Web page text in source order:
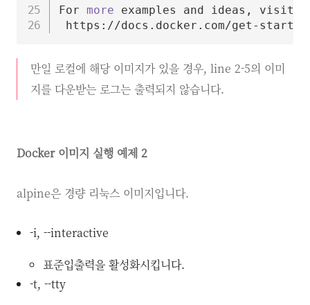
For more examples and ideas, visit:
만일 로컬에 해당 이미지가 있을 경우, line 2-5의 이미
지를 다운받는 로그는 출력되지 않습니다.
Docker 이미지 실행 예제 2
alpine은 경량 리눅스 이미지입니다.
-i, --interactive
표준입출력을 활성화시킵니다.
-t, --tty